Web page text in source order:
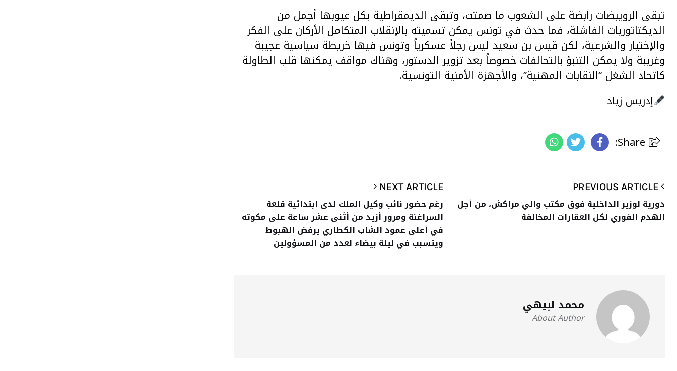
تبقى الرويبضات رابضة على الشعوب ما صمتت، وتبقى الديمقراطية بكل عيوبها أجمل من
الديكتاتوريات الفاشلة، فما حدث في تونس يمكن تسميته بالإنقلاب المتكامل الأركان على الفكر
والإختيار والشرعية، لكن قيس بن سعيد ليس رجلاً عسكرياً وتونس فيها خريطة سياسية عجيبة
وغريبة ولا يمكن التنبؤ بالتحالفات خصوصاً بعد تزوير الدستور، وهناك مواقف يمكنها قلب الطاولة
كاتحاد الشغل “النقابات المهنية”، والأجهزة الأمنية التونسية.
إدريس زياد
دورية لوزير الداخلية فوق مكتب والي مراكش، من أجل
الهدم الفوري لكل العقارات المخالفة
NEXT ARTICLE
رغم حضور نائب وكيل الملك لدى ابتدائية قلعة
السراغنة ومرور أزيد من أثنى عشر ساعة على مكوته
في أعلى عمود الشاب الكطاري يرفض الهبوط
ويتسبب في ليلة بيضاء لعدد من المسؤولين
محمد لبيهي
About Author